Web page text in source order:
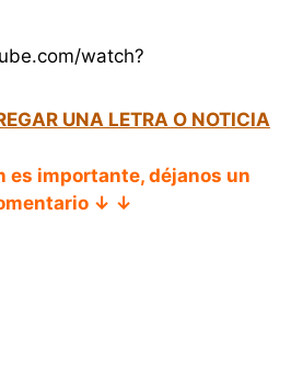
watch?
UNA LETRA O NOTICIA
es importante, déjanos un
↓ ↓